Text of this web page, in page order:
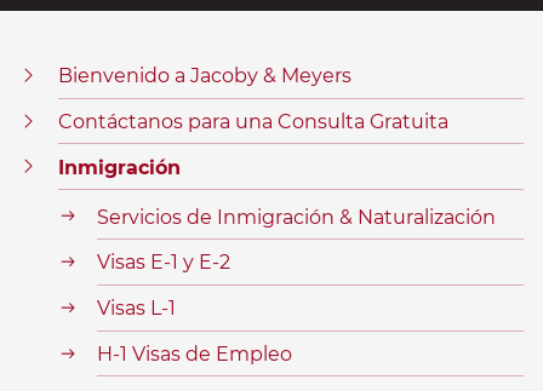
Bienvenido a Jacoby & Meyers
Contáctanos para una Consulta Gratuita
Inmigración
Servicios de Inmigración & Naturalización
Visas E-1 y E-2
Visas L-1
H-1 Visas de Empleo